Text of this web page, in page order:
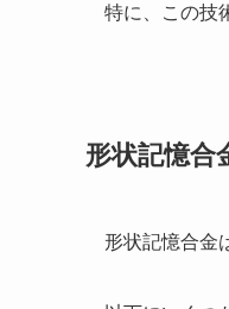
特に、この技
形状記憶合
形状記憶合金